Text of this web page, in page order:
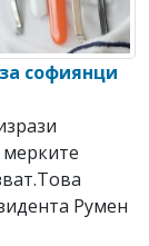
софиянци
Румен